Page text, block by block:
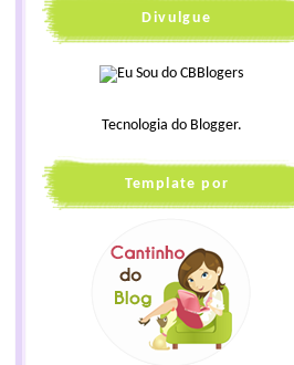
Divulgue
Tecnologia do Blogger.
Template por